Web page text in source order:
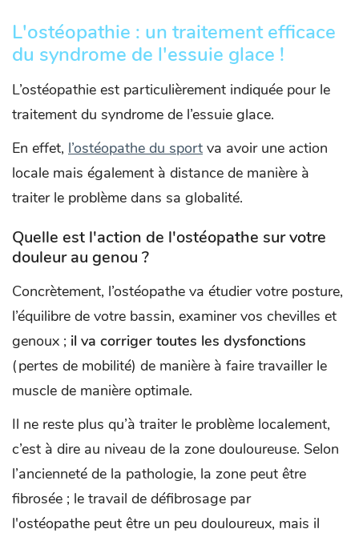
L'ostéopathie : un traitement efficace
du syndrome de l'essuie glace !
L’ostéopathie est particulièrement indiquée pour le
traitement du syndrome de l’essuie glace.
En effet, l’ostéopathe du sport va avoir une action
locale mais également à distance de manière à
traiter le problème dans sa globalité.
Quelle est l'action de l'ostéopathe sur votre
douleur au genou ?
Concrètement, l’ostéopathe va étudier votre posture,
l’équilibre de votre bassin, examiner vos chevilles et
genoux ; il va corriger toutes les dysfonctions
(pertes de mobilité) de manière à faire travailler le
muscle de manière optimale.
Il ne reste plus qu’à traiter le problème localement,
c’est à dire au niveau de la zone douloureuse. Selon
l’ancienneté de la pathologie, la zone peut être
fibrosée ; le travail de défibrosage par
l'ostéopathe peut être un peu douloureux, mais il